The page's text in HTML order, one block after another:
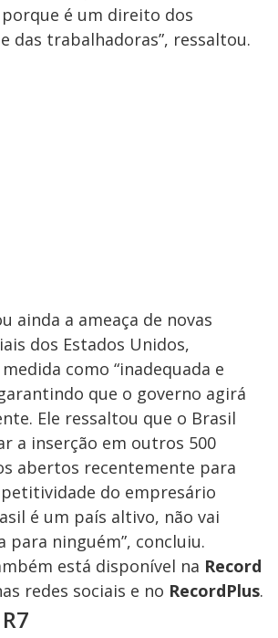
é um direito dos
das trabalhadoras”, ressaltou.
ainda a ameaça de novas
dos Estados Unidos,
como “inadequada e
que o governo agirá
Ele ressaltou que o Brasil
a inserção em outros 500
abertos recentemente para
do empresário
é um país altivo, não vai
para ninguém”, concluiu.
está disponível na Record
redes sociais e no RecordPlus.